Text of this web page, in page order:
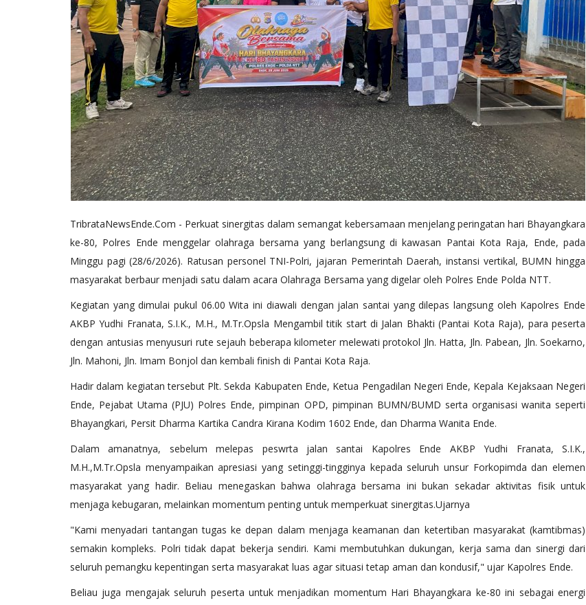
TribrataNewsEnde.Com - Perkuat sinergitas dalam semangat kebersamaan menjelang peringatan hari Bhayangkara
ke-80, Polres Ende menggelar olahraga bersama yang berlangsung di kawasan Pantai Kota Raja, Ende, pada
Minggu pagi (28/6/2026). Ratusan personel TNI-Polri, jajaran Pemerintah Daerah, instansi vertikal, BUMN hingga
masyarakat berbaur menjadi satu dalam acara Olahraga Bersama yang digelar oleh Polres Ende Polda NTT.
​Kegiatan yang dimulai pukul 06.00 Wita ini diawali dengan jalan santai yang dilepas langsung oleh Kapolres Ende
AKBP Yudhi Franata, S.I.K., M.H., M.Tr.Opsla Mengambil titik start di Jalan Bhakti (Pantai Kota Raja), para peserta
dengan antusias menyusuri rute sejauh beberapa kilometer melewati protokol Jln. Hatta, Jln. Pabean, Jln. Soekarno,
Jln. Mahoni, Jln. Imam Bonjol dan kembali finish di Pantai Kota Raja.
​Hadir dalam kegiatan tersebut Plt. Sekda Kabupaten Ende, Ketua Pengadilan Negeri Ende, Kepala Kejaksaan Negeri
Ende, Pejabat Utama (PJU) Polres Ende, pimpinan OPD, pimpinan BUMN/BUMD serta organisasi wanita seperti
Bhayangkari, Persit Dharma Kartika Candra Kirana Kodim 1602 Ende, dan Dharma Wanita Ende.
​Dalam amanatnya, sebelum melepas peswrta jalan santai Kapolres Ende AKBP Yudhi Franata, S.I.K.,
M.H.,M.Tr.Opsla menyampaikan apresiasi yang setinggi-tingginya kepada seluruh unsur Forkopimda dan elemen
masyarakat yang hadir. Beliau menegaskan bahwa olahraga bersama ini bukan sekadar aktivitas fisik untuk
menjaga kebugaran, melainkan momentum penting untuk memperkuat sinergitas.Ujarnya
​"Kami menyadari tantangan tugas ke depan dalam menjaga keamanan dan ketertiban masyarakat (kamtibmas)
semakin kompleks. Polri tidak dapat bekerja sendiri. Kami membutuhkan dukungan, kerja sama dan sinergi dari
seluruh pemangku kepentingan serta masyarakat luas agar situasi tetap aman dan kondusif," ujar Kapolres Ende.
​Beliau juga mengajak seluruh peserta untuk menjadikan momentum Hari Bhayangkara ke-80 ini sebagai energi
Gerakan
Polri Untuk Masyarakat, Polres Ende
Siap Amankan Event Internasional,